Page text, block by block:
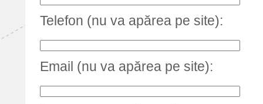
Telefon (nu va apărea pe site):
Email (nu va apărea pe site):